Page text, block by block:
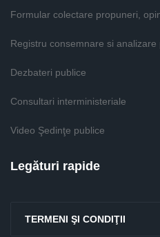
Formular colectare propuneri,
Registru consemnare si analizare
Dezbateri publice
Consultari interministeriale
Video Şedinţe publice
Legături rapide
TERMENI ŞI CONDIŢII